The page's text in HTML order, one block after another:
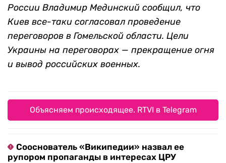
России Владимир Мединский сообщил, что
Киев все-таки согласовал проведение
переговоров в Гомельской области. Цели
Украины на переговорах — прекращение огня
и вывод российских военных.
Объясняем происходящее. RTVI в Telegram
Сооснователь «Википедии» назвал ее
рупором пропаганды в интересах ЦРУ